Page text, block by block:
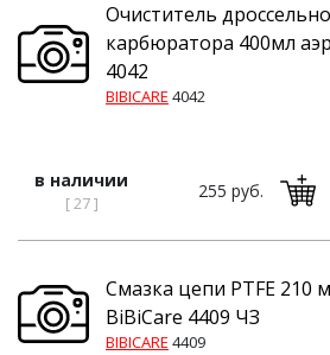
Очиститель
карбюратора 400мл
4042
BIBICARE 4042
в наличии
[ 27 ]
255 руб.
Смазка цепи PTFE 210
BiBiCare 4409 ЧЗ
BIBICARE 4409